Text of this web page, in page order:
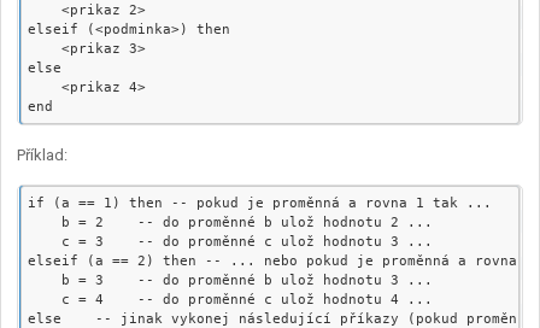
    <prikaz 2>
elseif (<podminka>) then
    <prikaz 3>
else
    <prikaz 4>
Příklad:
if (a == 1) then -- pokud je proměnná a rovna 1 tak ...
    b = 2    -- do proměnné b ulož hodnotu 2 ...
    c = 3    -- do proměnné c ulož hodnotu 3 ...
elseif (a == 2) then -- ... nebo pokud je proměnná a rovna
    b = 3    -- do proměnné b ulož hodnotu 3 ...
    c = 4    -- do proměnné c ulož hodnotu 4 ...
else    -- jinak vykonej následující příkazy (pokud proměnná